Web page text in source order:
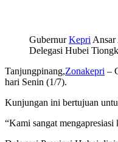
GubernurKepri Ansar
Delegasi Hubei
Tanjungpinang,Zonakepri –
hari Senin (1/7).
Kunjungan ini bertujuan
“Kami sangat